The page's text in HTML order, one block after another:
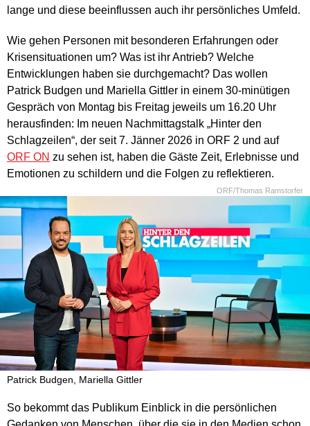
lange und diese beeinflussen auch ihr persönliches Umfeld.
Wie gehen Personen mit besonderen Erfahrungen oder
Krisensituationen um? Was ist ihr Antrieb? Welche
Entwicklungen haben sie durchgemacht? Das wollen
Patrick Budgen und Mariella Gittler in einem 30-minütigen
Gespräch von Montag bis Freitag jeweils um 16.20 Uhr
herausfinden: Im neuen Nachmittagstalk „Hinter den
Schlagzeilen“, der seit 7. Jänner 2026 in ORF 2 und auf
ORF ON zu sehen ist, haben die Gäste Zeit, Erlebnisse und
Emotionen zu schildern und die Folgen zu reflektieren.
ORF/Thomas Ramstorfer
Patrick Budgen, Mariella Gittler
So bekommt das Publikum Einblick in die persönlichen